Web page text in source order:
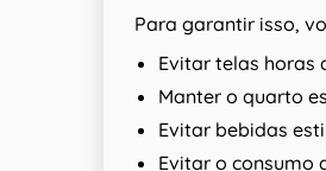
Para garantir isso,
Evitar telas horas
Manter o quarto
Evitar bebidas
Evitar o consumo